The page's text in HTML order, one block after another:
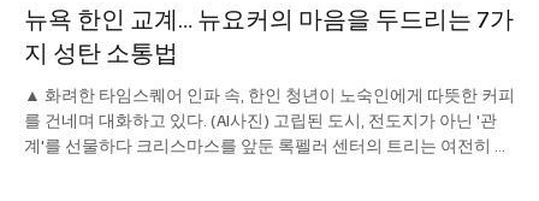
뉴욕 한인 교계… 뉴요커의 마음을 두드리는 7가
지 성탄 소통법
▲ 화려한 타임스퀘어 인파 속, 한인 청년이 노숙인에게 따뜻한 커피
를 건네며 대화하고 있다. (AI사진) 고립된 도시, 전도지가 아닌 '관
계'를 선물하다 크리스마스를 앞둔 록펠러 센터의 트리는 여전히 화